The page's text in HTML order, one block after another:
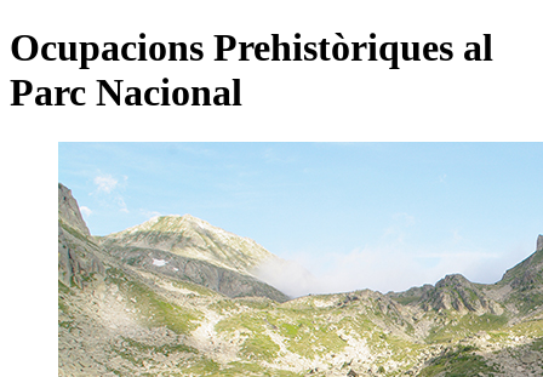
Ocupacions Prehistòriques al
Parc Nacional